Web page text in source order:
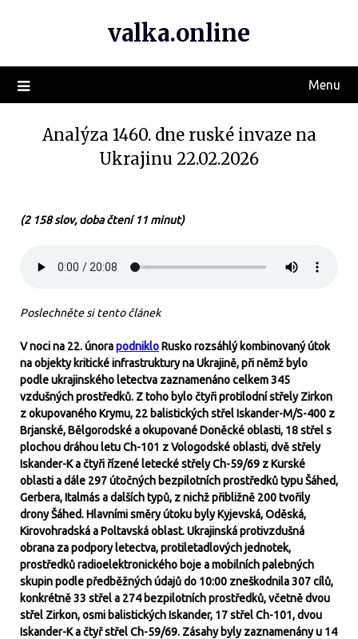
valka.online
Menu
Analýza 1460. dne ruské invaze na
Ukrajinu 22.02.2026
(2 158 slov, doba čtení 11 minut)
Poslechněte si tento článek
V noci na 22. únorapodnikloRusko rozsáhlý kombinovaný útok
na objekty kritické infrastruktury na Ukrajině, při němž bylo
podle ukrajinského letectva zaznamenáno celkem 345
vzdušných prostředků. Z toho bylo čtyři protilodní střely Zirkon
z okupovaného Krymu, 22 balistických střel Iskander-M/S-400 z
Brjanské, Bělgorodské a okupované Doněcké oblasti, 18 střel s
plochou dráhou letu Ch-101 z Vologodské oblasti, dvě střely
Iskander-K a čtyři řízené letecké střely Ch-59/69 z Kurské
oblasti a dále 297 útočných bezpilotních prostředků typu Šáhed,
Gerbera, Italmás a dalších typů, z nichž přibližně 200 tvořily
drony Šáhed. Hlavními směry útoku byly Kyjevská, Oděská,
Kirovohradská a Poltavská oblast. Ukrajinská protivzdušná
obrana za podpory letectva, protiletadlových jednotek,
prostředků radioelektronického boje a mobilních palebných
skupin podle předběžných údajů do 10:00 zneškodnila 307 cílů,
konkrétně 33 střel a 274 bezpilotních prostředků, včetně dvou
střel Zirkon, osmi balistických Iskander, 17 střel Ch-101, dvou
Iskander-K a čtyř střel Ch-59/69. Zásahy byly zaznamenány u 14